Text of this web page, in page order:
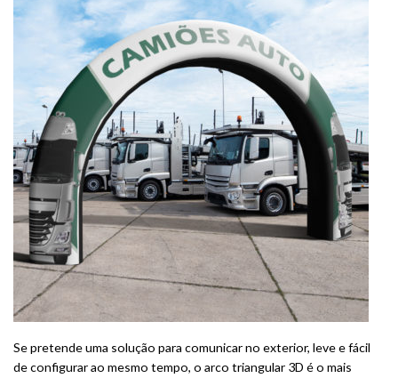
Se pretende uma solução para comunicar no exterior, leve e fácil
de configurar ao mesmo tempo, o arco triangular 3D é o mais